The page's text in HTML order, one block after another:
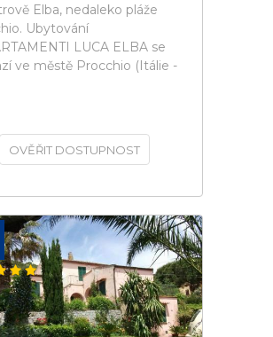
Elba, nedaleko pláže
Ubytování
LUCA ELBA se
ve městě Procchio (Itálie -
OVĚŘIT DOSTUPNOST